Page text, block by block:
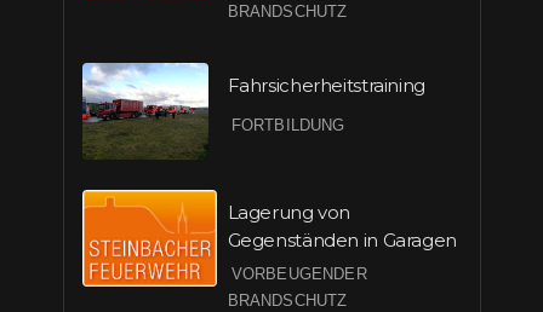
BRANDSCHUTZ
Fahrsicherheitstraining
FORTBILDUNG
Lagerung von
Gegenständen in Garagen
VORBEUGENDER
BRANDSCHUTZ